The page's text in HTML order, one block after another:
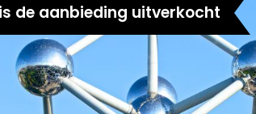
de aanbieding uitverkocht